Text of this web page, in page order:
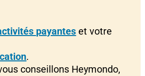
payantes et votre
.
conseillons Heymondo,